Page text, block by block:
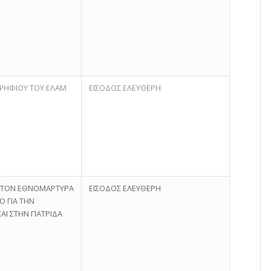
ΤΟΥ ΕΛΑΜ
ΕΙΣΟΔΟΣ ΕΛΕΥΘΕΡΗ
ΕΘΝΟΜΑΡΤΥΡΑ
ΓΙΑ ΤΗΝ
ΣΤΗΝ ΠΑΤΡΙΔΑ
ΕΙΣΟΔΟΣ ΕΛΕΥΘΕΡΗ